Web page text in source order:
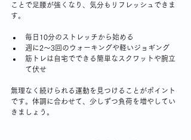
ことで足腰が強くなり、気分もリフレッシュできま
す。
毎日10分のストレッチから始める
週に2〜3回のウォーキングや軽いジョギング
筋トレは自宅でできる簡単なスクワットや腕立
て伏せ
無理なく続けられる運動を見つけることがポイント
です。体調に合わせて、少しずつ負荷を増やしてい
きましょう。